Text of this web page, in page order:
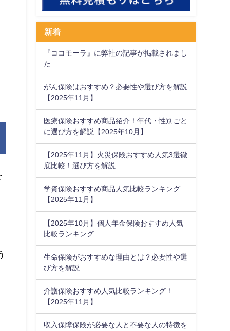
新着
『ココモーラ』に弊社の記事が掲載されまし
た
がん保険はおすすめ？必要性や選び方を解説
【2025年11月】
医療保険おすすめ商品紹介！年代・性別ごと
に選び方を解説【2025年10月】
【2025年11月】火災保険おすすめ人気3選徹
底比較！選び方を解説
学資保険おすすめ商品人気比較ランキング
【2025年11月】
【2025年10月】個人年金保険おすすめ人気
比較ランキング
生命保険がおすすめな理由とは？必要性や選
び方を解説
介護保険おすすめ人気比較ランキング！
【2025年11月】
収入保障保険が必要な人と不要な人の特徴を